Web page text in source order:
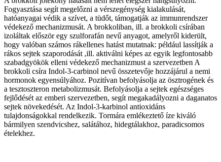
Fogyasztása segít megelőzni a vérszegénység kialakulását,
hatóanyagai védik a szívet, a tüdőt, támogatják az immunrendszer
védekező mechanizmusát. A brokkoliban, ill. a brokkoli csírában
izoláltak először egy szulforafán nevű anyagot, amelyről kiderült,
hogy valóban számos rákellenes hatást mutatnak: például lassítják a
rákos sejtek szaporodását ,ill. aktiválni képes az egyik legfontosabb
szabadgyökök elleni védekező mechanizmust a szervezetben A
brokkoli csíra Indol-3-carbinol nevű összetevője hozzájárul a nemi
hormonok egyensúlyához. Pozitívan befolyásolja az ösztrogének és
a tesztoszteron metabolizmusát. Befolyásolja a sejtek egészséges
fejlődését az emberi szervezetben, segít megakadályozni a daganatos
sejtek növekedését. Az Indol-3-karbinol antioxidáns
tulajdonságokkal rendelkezik. Tormára emlékeztető íze kiváló
bármilyen szendvicshez, salátához, hidegtálakhoz, paradicsomos
ételekhez.